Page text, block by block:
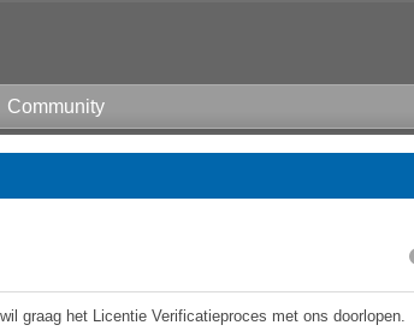
Community
graag het Licentie Verificatieproces met ons doorlopen.